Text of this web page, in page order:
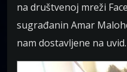
na društvenoj mreži
sugrađanin Amar
nam dostavljene na uvid.